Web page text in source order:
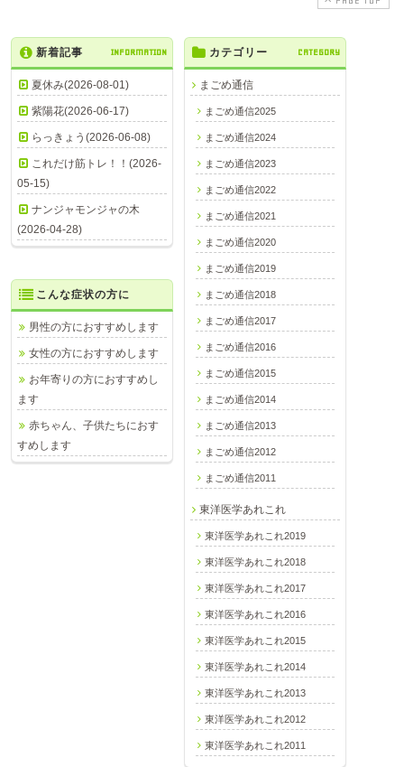
新着記事 INFORMATION
夏休み(2026-08-01)
紫陽花(2026-06-17)
らっきょう(2026-06-08)
これだけ筋トレ！！(2026-
05-15)
ナンジャモンジャの木
(2026-04-28)
カテゴリー CATEGORY
まごめ通信
まごめ通信2025
まごめ通信2024
まごめ通信2023
まごめ通信2022
まごめ通信2021
まごめ通信2020
まごめ通信2019
まごめ通信2018
まごめ通信2017
まごめ通信2016
まごめ通信2015
まごめ通信2014
まごめ通信2013
まごめ通信2012
まごめ通信2011
東洋医学あれこれ
東洋医学あれこれ2019
東洋医学あれこれ2018
東洋医学あれこれ2017
東洋医学あれこれ2016
東洋医学あれこれ2015
東洋医学あれこれ2014
東洋医学あれこれ2013
東洋医学あれこれ2012
東洋医学あれこれ2011
こんな症状の方に
男性の方におすすめします
女性の方におすすめします
お年寄りの方におすすめし
ます
赤ちゃん、子供たちにおす
すめします